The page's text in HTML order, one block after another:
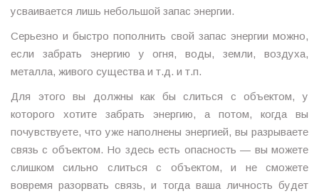
усваивается лишь небольшой запас энергии.
Серьезно и быстро пополнить свой запас энергии можно,
если забрать энергию у огня, воды, земли, воздуха,
металла, живого существа и т.д. и т.п.
Для этого вы должны как бы слиться с объектом, у
которого хотите забрать энергию, а потом, когда вы
почувствуете, что уже наполнены энергией, вы разрываете
связь с объектом. Но здесь есть опасность — вы можете
слишком сильно слиться с объектом, и не сможете
вовремя разорвать связь, и тогда ваша личность будет